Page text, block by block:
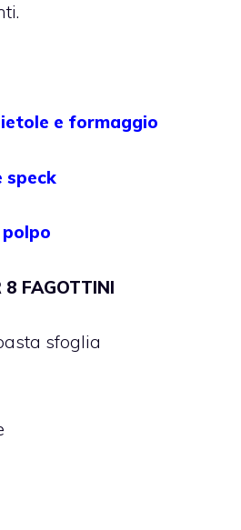
e formaggio
speck
8 FAGOTTINI
sfoglia